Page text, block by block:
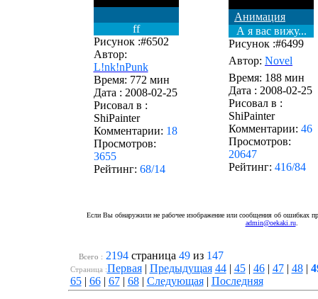
ff
Рисунок :#6502
Автор:
L!nk!nPunk
Время: 772 мин
Дата : 2008-02-25
Рисовал в :
ShiPainter
Комментарии: 18
Просмотров:
3655
Рейтинг: 68/14
Анимация
А я вас вижу...
Рисунок :#6499
Автор: Novel
Время: 188 мин
Дата : 2008-02-25
Рисовал в :
ShiPainter
Комментарии: 46
Просмотров:
20647
Рейтинг: 416/84
Если Вы обнаружили не рабочее изображение или сообщения об ошибках
admin@oekaki.ru.
Всего : 2194страница 49из 147
Cтраница :Первая| Предыдущая 44| 45| 46| 47| 48|
65| 66| 67| 68| Следующая| Последняя